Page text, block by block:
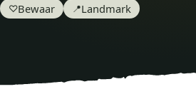
♡Bewaar 📍Landmark